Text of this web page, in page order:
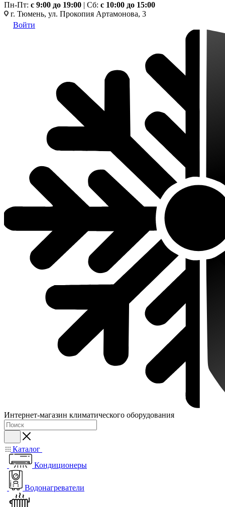
Пн-Пт: c 9:00 до 19:00 | Сб: с 10:00 до 15:00
г. Тюмень, ул. Прокопия Артамонова, 3
Войти
Интернет-магазин климатического оборудования
Каталог
Кондиционеры
Водонагреватели